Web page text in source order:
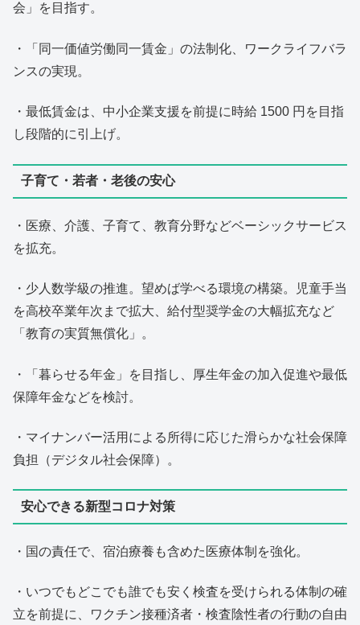
会」を目指す。
・「同一価値労働同一賃金」の法制化、ワークライフバラ
ンスの実現。
・最低賃金は、中小企業支援を前提に時給 1500 円を目指
し段階的に引上げ。
子育て・若者・老後の安心
・医療、介護、子育て、教育分野などベーシックサービス
を拡充。
・少人数学級の推進。望めば学べる環境の構築。児童手当
を高校卒業年次まで拡大、給付型奨学金の大幅拡充など
「教育の実質無償化」。
・「暮らせる年金」を目指し、厚生年金の加入促進や最低
保障年金などを検討。
・マイナンバー活用による所得に応じた滑らかな社会保障
負担（デジタル社会保障）。
安心できる新型コロナ対策
・国の責任で、宿泊療養も含めた医療体制を強化。
・いつでもどこでも誰でも安く検査を受けられる体制の確
立を前提に、ワクチン接種済者・検査陰性者の行動の自由